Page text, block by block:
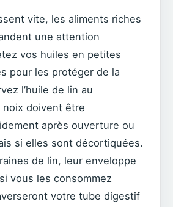
vite, les aliments riches
une attention
vos huiles en petites
pour les protéger de la
l’huile de lin au
noix doivent être
après ouverture ou
si elles sont décortiquées.
de lin, leur enveloppe
vous les consommez
votre tube digestif